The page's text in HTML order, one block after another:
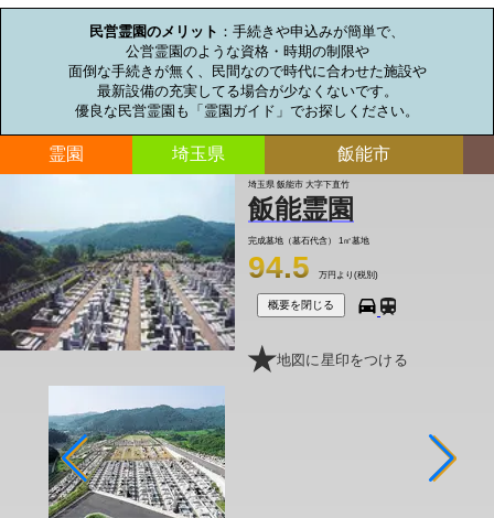
民営霊園のメリット ：手続きや申込みが簡単で、
公営霊園のような資格・時期の制限や
面倒な手続きが無く、民間なので時代に合わせた施設や
最新設備の充実してる場合が少なくないです。
優良な民営霊園も「霊園ガイド」でお探しください。
霊園 埼玉県 飯能市
埼玉県 飯能市 大字下直竹
飯能霊園
完成墓地（墓石代含） 1㎡墓地
94.5 万円より(税別)
概要を閉じる
地図に星印をつける